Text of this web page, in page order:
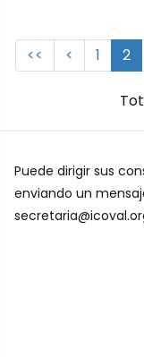
<< < 1 2
Puede dirigir sus
enviando un